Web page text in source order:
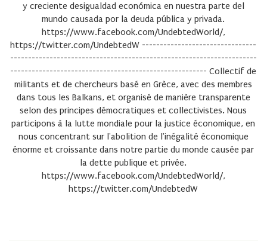
y creciente desigualdad económica en nuestra parte del
mundo causada por la deuda pública y privada.
https://www.facebook.com/UndebtedWorld/,
https://twitter.com/UndebtedW --------------------------------
---------------------------------------------------------------------
------------------------------------------------------- Collectif de
militants et de chercheurs basé en Grèce, avec des membres
dans tous les Balkans, et organisé de manière transparente
selon des principes démocratiques et collectivistes. Nous
participons à la lutte mondiale pour la justice économique, en
nous concentrant sur l'abolition de l'inégalité économique
énorme et croissante dans notre partie du monde causée par
la dette publique et privée.
https://www.facebook.com/UndebtedWorld/,
https://twitter.com/UndebtedW